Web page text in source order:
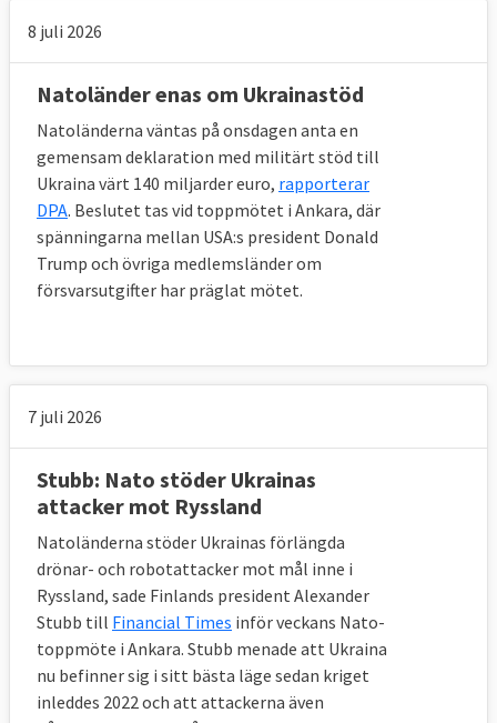
8 juli 2026
Natoländer enas om Ukrainastöd
Natoländerna väntas på onsdagen anta en
gemensam deklaration med militärt stöd till
Ukraina värt 140 miljarder euro, rapporterar
DPA. Beslutet tas vid toppmötet i Ankara, där
spänningarna mellan USA:s president Donald
Trump och övriga medlemsländer om
försvarsutgifter har präglat mötet.
7 juli 2026
Stubb: Nato stöder Ukrainas
attacker mot Ryssland
Natoländerna stöder Ukrainas förlängda
drönar- och robotattacker mot mål inne i
Ryssland, sade Finlands president Alexander
Stubb till Financial Times inför veckans Nato-
toppmöte i Ankara. Stubb menade att Ukraina
nu befinner sig i sitt bästa läge sedan kriget
inleddes 2022 och att attackerna även